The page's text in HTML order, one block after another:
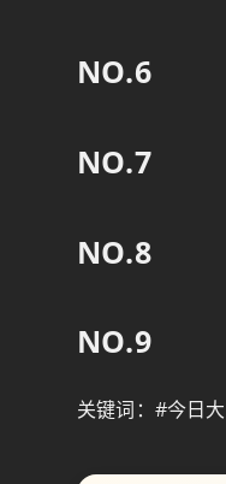
NO.6
NO.7
NO.8
NO.9
关键词：#今日